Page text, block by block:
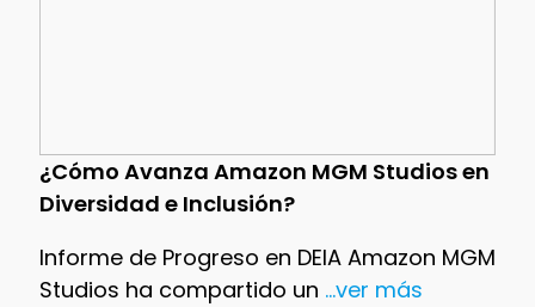
¿Cómo Avanza Amazon MGM Studios en
Diversidad e Inclusión?
Informe de Progreso en DEIA Amazon MGM
Studios ha compartido un ...ver más